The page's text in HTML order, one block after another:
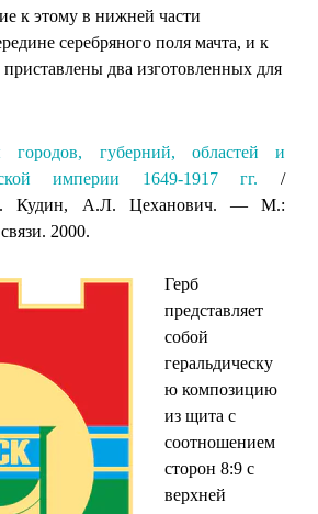
к этому в нижней части
серебряного поля мачта, и к
приставлены два изготовленных для
городов, губерний, областей и
империи 1649-1917 гг. /
Кудин, А.Л. Цеханович. — М.:
2000.
Герб
представляет
собой
геральдическу
ю композицию
из щита с
соотношением
сторон 8:9 с
верхней